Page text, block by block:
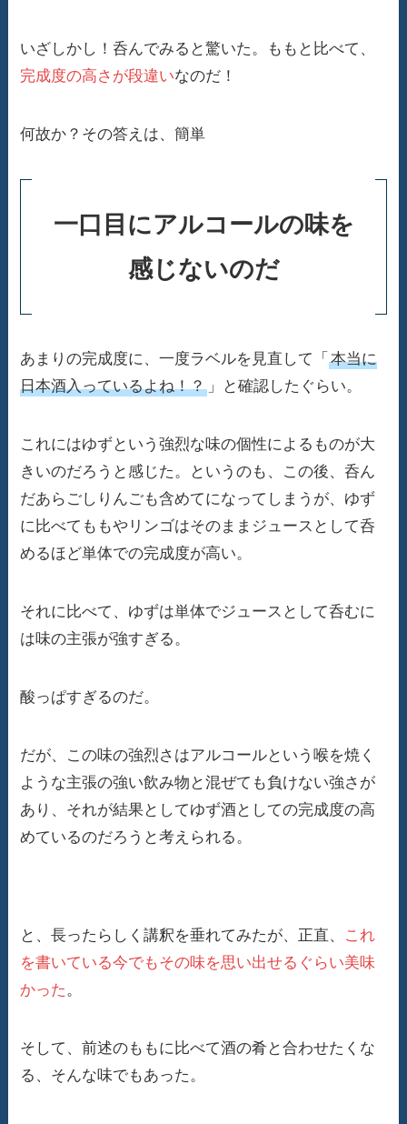
いざしかし！呑んでみると驚いた。ももと比べて、
完成度の高さが段違いなのだ！
何故か？その答えは、簡単
一口目にアルコールの味を
感じないのだ
あまりの完成度に、一度ラベルを見直して「本当に
日本酒入っているよね！？ 」と確認したぐらい。
これにはゆずという強烈な味の個性によるものが大
きいのだろうと感じた。というのも、この後、呑ん
だあらごしりんごも含めてになってしまうが、ゆず
に比べてももやリンゴはそのままジュースとして呑
めるほど単体での完成度が高い。
それに比べて、ゆずは単体でジュースとして呑むに
は味の主張が強すぎる。
酸っぱすぎるのだ。
だが、この味の強烈さはアルコールという喉を焼く
ような主張の強い飲み物と混ぜても負けない強さが
あり、それが結果としてゆず酒としての完成度の高
めているのだろうと考えられる。
と、長ったらしく講釈を垂れてみたが、正直、 これ
を書いている今でもその味を思い出せるぐらい美味
かった。
そして、前述のももに比べて酒の肴と合わせたくな
る、そんな味でもあった。